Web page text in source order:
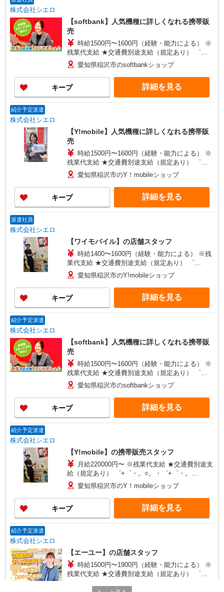
株式会社シエロ
【softbank】人気機種に詳しくなれる携帯販
売
時給1500円〜1600円（経験・能力による） ※
残業代支給 ★交通費別途支給（規定あり） ゜
+゜・。○。・゜+゜・。○。・゜+゜ 入社祝い金10
万円支給(規定有) お友達を紹介頂くと, インセンテ
ィブ支給(規定有) ★月2回払い・週払い可能（規程
有）★ ゜・。○。・゜+゜・。○。・゜+゜
愛知県稲沢市のsoftbankショップ
キープ 詳細を見る
紹介予定派遣
株式会社シエロ
【Y!mobile】人気機種に詳しくなれる携帯販
売
時給1500円〜1600円（経験・能力による） ※
残業代支給 ★交通費別途支給（規定あり） ゜
+゜・。○。・゜+゜・。○。・゜+゜ 入社祝い金10
万円支給(規定有) お友達を紹介頂くと, インセンテ
ィブ支給(規定有) ★月2回払い・週払い可能（規程
有）★ ゜・。○。・゜+゜・。○。・゜+゜
愛知県稲沢市のY！mobileショップ
キープ 詳細を見る
派遣社員
株式会社シエロ
【ワイモバイル】の店舗スタッフ
時給1400〜1600円（経験・能力による） ※残
業代支給 ★交通費別途支給（規定あり） ゜
+゜・。○。・゜+゜・。○。・゜+゜ 入社祝い金10
万円支給(規定有) お友達を紹介頂くと, インセンテ
ィブ支給(規定有) ★月2回払い・週払い可能（規程
有）★ ゜・。○。・゜+゜・。○。・゜+゜
愛知県稲沢市のY!mobileショップ
キープ 詳細を見る
紹介予定派遣
株式会社シエロ
【softbank】人気機種に詳しくなれる携帯販
売
時給1500円〜1600円（経験・能力による） ※
残業代支給 ★交通費別途支給（規定あり） ゜
+゜・。○。・゜+゜・。○。・゜+゜ 入社祝い金10
万円支給(規定有) お友達を紹介頂くと, インセンテ
ィブ支給(規定有) ★月2回払い・週払い可能（規程
有）★ ゜・。○。・゜+゜・。○。・゜+゜
愛知県稲沢市のsoftbankショップ
キープ 詳細を見る
紹介予定派遣
株式会社シエロ
【Y!mobile】の携帯販売スタッフ
月給220000円〜 ※残業代支給 ★交通費別途支
給（規定あり） ゜+゜・。○。・゜+゜・。
○。・゜+゜ 入社祝い金10万円支給(規定有) お友達
を紹介頂くと, インセンティブ支給(規定有) ゜・。
○。・゜+゜・。○。・゜+゜
愛知県稲沢市のY！mobileショップ
キープ 詳細を見る
紹介予定派遣
株式会社シエロ
【エーユー】の店舗スタッフ
時給1500円〜1900円（経験・能力による） ※
残業代支給 ★交通費別途支給（規定あり） ゜
愛知県稲沢市のauショップ